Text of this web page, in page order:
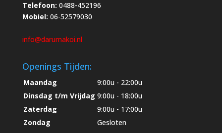
Telefoon: 0488-452196
Mobiel: 06-52579030
info@darumakoi.nl
Openings Tijden:
Maandag
9:00u - 22:00u
Dinsdag t/m Vrijdag 9:00u - 18:00u
Zaterdag
9:00u - 17:00u
Zondag
Gesloten